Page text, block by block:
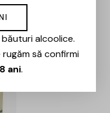
alcoolice.
să confirmi
ani.